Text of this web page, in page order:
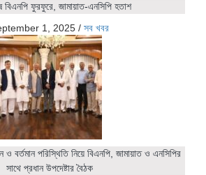
বিএনপি ফুরফুরে, জামায়াত-এনসিপি হতাশ
1, 2025 / সব খবর
ও বর্তমান পরিস্থিতি নিয়ে বিএনপি, জামায়াত ও এনসিপির
সাথে প্রধান উপদেষ্টার বৈঠক